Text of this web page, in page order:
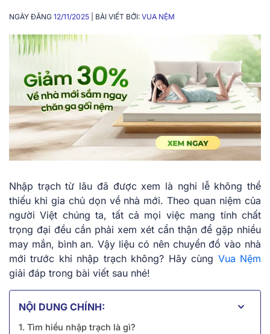
NGÀY ĐĂNG 12/11/2025 | BÀI VIẾT BỞI: VUA NỆM
Nhập trạch từ lâu đã được xem là nghi lễ không thể
thiếu khi gia chủ dọn về nhà mới. Theo quan niệm của
người Việt chúng ta, tất cả mọi việc mang tính chất
trọng đại đều cần phải xem xét cẩn thận để gặp nhiều
may mắn, bình an. Vậy liệu có nên chuyển đồ vào nhà
mới trước khi nhập trạch không? Hãy cùng Vua Nệm
giải đáp trong bài viết sau nhé!
NỘI DUNG CHÍNH:
1. Tìm hiểu nhập trạch là gì?